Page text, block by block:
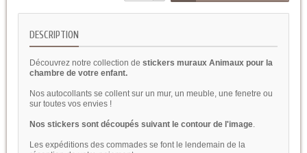
DESCRIPTION
Découvrez notre collection de stickers muraux Animaux pour la
chambre de votre enfant.
Nos autocollants se collent sur un mur, un meuble, une fenetre ou
sur toutes vos envies !
Nos stickers sont découpés suivant le contour de l'image
Les expéditions des commades se font le lendemain de la